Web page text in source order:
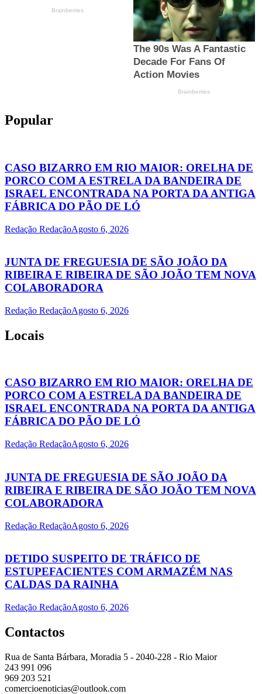
Popular
CASO BIZARRO EM RIO MAIOR: ORELHA DE
PORCO COM A ESTRELA DA BANDEIRA DE
ISRAEL ENCONTRADA NA PORTA DA ANTIGA
FÁBRICA DO PÃO DE LÓ
Redação RedaçãoAgosto 6, 2026
JUNTA DE FREGUESIA DE SÃO JOÃO DA
RIBEIRA E RIBEIRA DE SÃO JOÃO TEM NOVA
COLABORADORA
Redação RedaçãoAgosto 6, 2026
Locais
CASO BIZARRO EM RIO MAIOR: ORELHA DE
PORCO COM A ESTRELA DA BANDEIRA DE
ISRAEL ENCONTRADA NA PORTA DA ANTIGA
FÁBRICA DO PÃO DE LÓ
Redação RedaçãoAgosto 6, 2026
JUNTA DE FREGUESIA DE SÃO JOÃO DA
RIBEIRA E RIBEIRA DE SÃO JOÃO TEM NOVA
COLABORADORA
Redação RedaçãoAgosto 6, 2026
DETIDO SUSPEITO DE TRÁFICO DE
ESTUPEFACIENTES COM ARMAZÉM NAS
CALDAS DA RAINHA
Redação RedaçãoAgosto 6, 2026
Contactos
Rua de Santa Bárbara, Moradia 5 - 2040-228 - Rio Maior
243 991 096
969 203 521
comercioenoticias@outlook.com